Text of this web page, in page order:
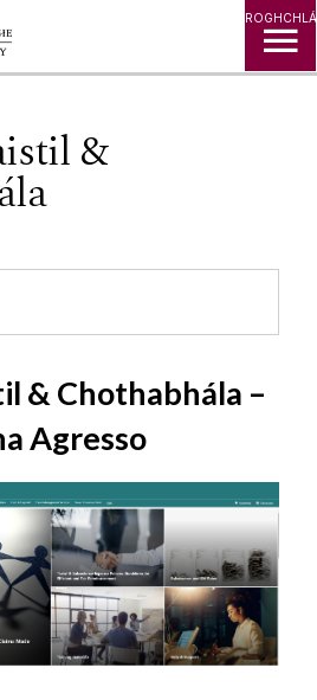
&
Léinn
Léinn
Ionaid & Meabhránaí
& Chothabhála –
Agresso